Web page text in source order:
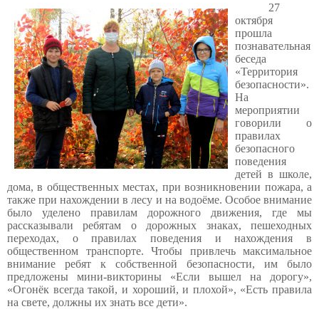
27
октября
прошла
познавательная
беседа
«Территория
безопасности».
На
мероприятии
говорили о
правилах
безопасного
поведения
детей в школе,
дома, в общественных местах, при возникновении пожара, а
также при нахождении в лесу и на водоёме. Особое внимание
было уделено правилам дорожного движения, где мы
рассказывали ребятам о дорожных знаках, пешеходных
переходах, о правилах поведения и нахождения в
общественном транспорте. Чтобы привлечь максимальное
внимание ребят к собственной безопасности, им было
предложены мини-викторины «Если вышел на дорогу»,
«Огонёк всегда такой, и хороший, и плохой», «Есть правила
на свете, должны их знать все дети».